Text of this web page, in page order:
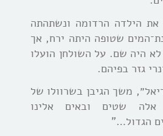
את הילדה הרדומה ונשתהתה
שטופה היתה ירח, אך
היה שם. על השולחן הועלו
גזר בפיהם.
משך הגיבן בשרוולו של
אלה שטים ובאים אלינו
הגדול…”